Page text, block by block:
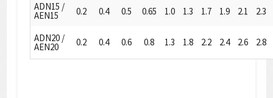
ADN15 /
AEN15 0.2 0.4 0.5 0.65 1.0 1.3 1.7 1.9 2.1 2.3
ADN20 /
AEN20 0.2 0.4 0.6 0.8 1.3 1.8 2.2 2.4 2.6 2.8